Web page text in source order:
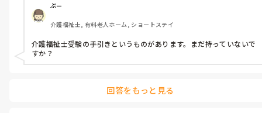
ぷー
介護福祉士, 有料老人ホーム, ショートステイ
介護福祉士受験の手引きというものがあります。まだ持っていないで
すか？
回答をもっと見る